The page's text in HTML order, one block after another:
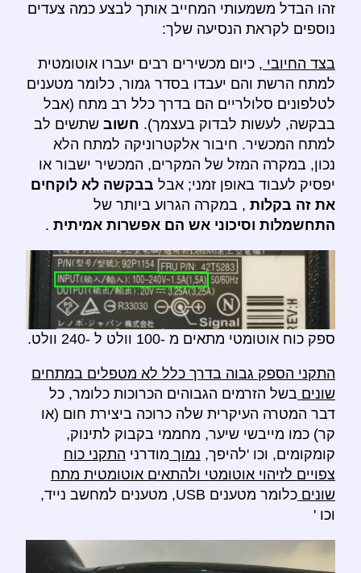
זהו הבדל משמעותי המחייב אותך לבצע כמה צעדים
נוספים לקראת הנסיעה שלך:
בצד החיובי , כיום מכשירים רבים יעברו אוטומטית
למתח הרשת והם יעבדו בסדר גמור, כלומר מטענים
לטלפונים סלולריים הם בדרך כלל רב מתח (אבל
בבקשה, לעשות לבדוק בעצמך). חשוב שתשים לב
למתח המכשיר. חיבור אלקטרוניקה למתח הלא
נכון, במקרה המזל של המקרים, המכשיר ישבור או
יפסיק לעבוד באופן זמני; אבל בבקשה לא לוקחים
את זה בקלות , במקרה הגרוע ביותר של
התחשמלות וסיכוני אש הם אפשרות אמיתית .
ספק כוח אוטומטי מתאים מ -100 וולט ל -240 וולט.
התקני הספק גבוה בדרך כלל לא מטפלים במתחים
שונים בשל הזרמים הגבוהים הכרוכות כלומר, כל
דבר המטרה העיקרית שלה כרוכה ביצירת חום (או
קר) כמו מייבשי שיער, מחממי בקבוק לתינוק,
קומקומים, וכו 'להיפך, נמוך מודרני התקני כוח
צפויים לזיהוי אוטומטי ולהתאים אוטומטית מתח
שונים
כלומר מטענים USB, מטענים למחשב נייד,
וכו '